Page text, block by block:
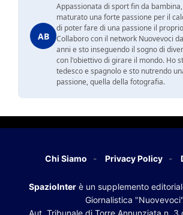
AB
Appassionata di sport fin da
maturato una forte passione per il
di poter fare di una passione il
Collaboro con il network Nuovevoci
anni e sto inseguendo il sogno di
con l'obiettivo di girare il mondo. Ho
tedesco e spagnolo e sto nutrendo
passione, quella della fotografia.
Chi Siamo Privacy Policy
SpazioInter è un supplemento
Giornalistica "Nuovevoci"
Aut. Tribunale di Torre Annunziata n. 3